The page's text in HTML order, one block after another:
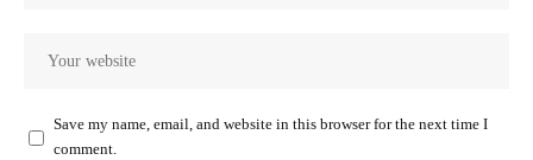
Save my name, email, and website in this browser for the next time I
comment.